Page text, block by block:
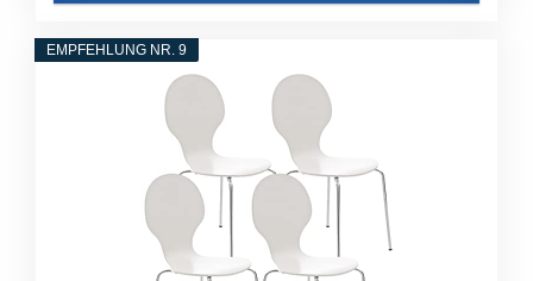
EMPFEHLUNG NR. 9